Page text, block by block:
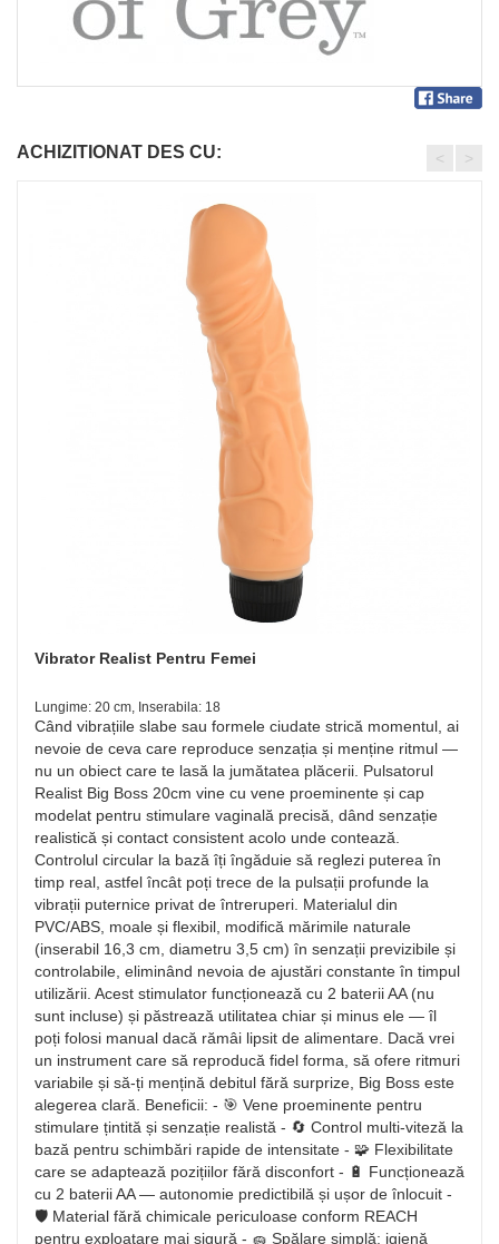
ACHIZITIONAT DES CU:
Vibrator Realist Pentru Femei
Lungime: 20 cm, Inserabila: 18
Când vibrațiile slabe sau formele ciudate strică momentul, ai
nevoie de ceva care reproduce senzația și menține ritmul —
nu un obiect care te lasă la jumătatea plăcerii. Pulsatorul
Realist Big Boss 20cm vine cu vene proeminente și cap
modelat pentru stimulare vaginală precisă, dând senzație
realistică și contact consistent acolo unde contează.
Controlul circular la bază îți îngăduie să reglezi puterea în
timp real, astfel încât poți trece de la pulsații profunde la
vibrații puternice privat de întreruperi. Materialul din
PVC/ABS, moale și flexibil, modifică mărimile naturale
(inserabil 16,3 cm, diametru 3,5 cm) în senzații previzibile și
controlabile, eliminând nevoia de ajustări constante în timpul
utilizării. Acest stimulator funcționează cu 2 baterii AA (nu
sunt incluse) și păstrează utilitatea chiar și minus ele — îl
poți folosi manual dacă rămâi lipsit de alimentare. Dacă vrei
un instrument care să reproducă fidel forma, să ofere ritmuri
variabile și să-ți mențină debitul fără surprize, Big Boss este
alegerea clară. Beneficii: - 🎯 Vene proeminente pentru
stimulare țintită și senzație realistă - 🔄 Control multi-viteză la
bază pentru schimbări rapide de intensitate - 🧩 Flexibilitate
care se adaptează pozițiilor fără disconfort - 🔋 Funcționează
cu 2 baterii AA — autonomie predictibilă și ușor de înlocuit -
🛡️ Material fără chimicale periculoase conform REACH
pentru exploatare mai sigură - 🧽 Spălare simplă: igienă
< >